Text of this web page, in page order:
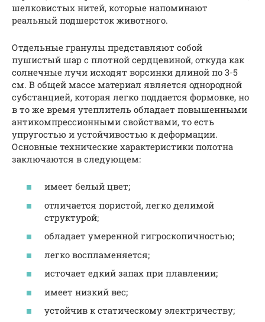
шелковистых нитей, которые напоминают
реальный подшерсток животного.
Отдельные гранулы представляют собой
пушистый шар с плотной сердцевиной, откуда как
солнечные лучи исходят ворсинки длиной по 3-5
см. В общей массе материал является однородной
субстанцией, которая легко поддается формовке, но
в то же время утеплитель обладает повышенными
антикомпрессионными свойствами, то есть
упругостью и устойчивостью к деформации.
Основные технические характеристики полотна
заключаются в следующем:
имеет белый цвет;
отличается пористой, легко делимой
структурой;
обладает умеренной гигроскопичностью;
легко воспламеняется;
источает едкий запах при плавлении;
имеет низкий вес;
устойчив к статическому электричеству;